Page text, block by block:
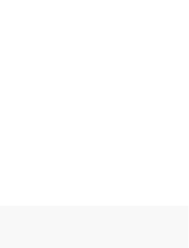
92 m²,
- Mařatice
Hradiště -
Plocha 92 m²